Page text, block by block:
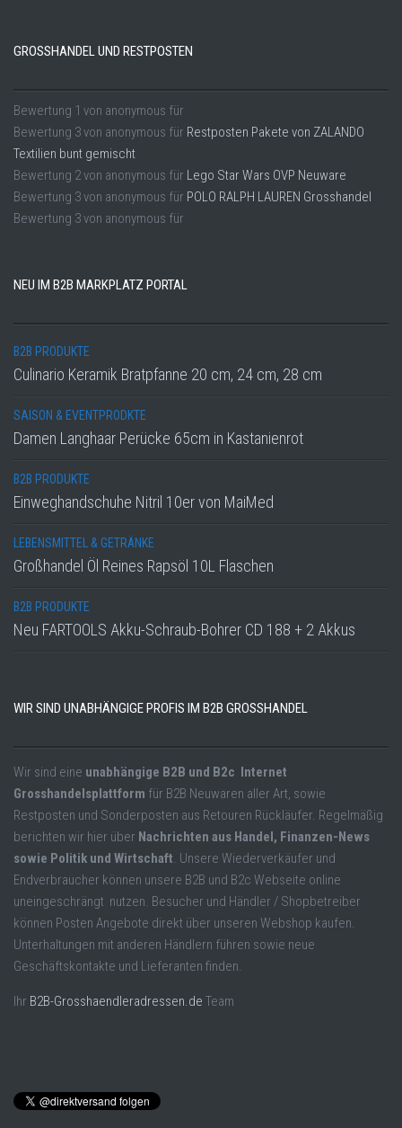
GROSSHANDEL UND RESTPOSTEN
Bewertung 1 von anonymous für
Bewertung 3von anonymous für Restposten Pakete von ZALANDO
Textilien bunt gemischt
Bewertung 2von anonymous für Lego Star Wars OVP Neuware
Bewertung 3von anonymous für POLO RALPH LAUREN Grosshandel
Bewertung 3von anonymous für
NEU IM B2B MARKPLATZ PORTAL
B2B PRODUKTE
Culinario Keramik Bratpfanne 20 cm, 24 cm, 28 cm
SAISON & EVENTPRODKTE
Damen Langhaar Perücke 65cm in Kastanienrot
B2B PRODUKTE
Einweghandschuhe Nitril 10er von MaiMed
LEBENSMITTEL & GETRÄNKE
Großhandel Öl Reines Rapsöl 10L Flaschen
B2B PRODUKTE
Neu FARTOOLS Akku-Schraub-Bohrer CD 188 + 2 Akkus
WIR SIND UNABHÄNGIGE PROFIS IM B2B GROSSHANDEL
Wir sind eine unabhängige B2B und B2c Internet
Grosshandelsplattform für B2B Neuwaren aller Art, sowie
Restposten und Sonderposten aus Retouren Rückläufer. Regelmäßig
berichten wir hier über Nachrichten aus Handel, Finanzen-News
sowie Politik und Wirtschaft. Unsere Wiederverkäufer und
Endverbraucher können unsere B2B und B2c Webseite online
uneingeschrängt nutzen. Besucher und Händler / Shopbetreiber
können Posten Angebote direkt über unseren Webshop kaufen.
Unterhaltungen mit anderen Händlern führen sowie neue
Geschäftskontakte und Lieferanten finden.
Ihr B2B-Grosshaendleradressen.de Team